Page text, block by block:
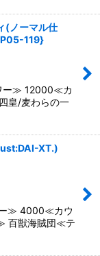
(ノーマル仕
119}
≫ 12000≪カ
/麦わらの一
XT.)
≫ 4000≪カウ
獣海賊団≪テ